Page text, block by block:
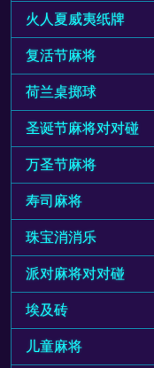
火人夏威夷纸牌
复活节麻将
荷兰桌掷球
圣诞节麻将对对碰
万圣节麻将
寿司麻将
珠宝消消乐
派对麻将对对碰
埃及砖
儿童麻将